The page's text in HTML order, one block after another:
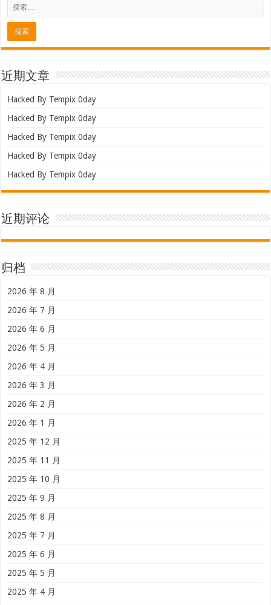
近期文章
Hacked By Tempix 0day
Hacked By Tempix 0day
Hacked By Tempix 0day
Hacked By Tempix 0day
Hacked By Tempix 0day
近期评论
归档
2026 年 8 月
2026 年 7 月
2026 年 6 月
2026 年 5 月
2026 年 4 月
2026 年 3 月
2026 年 2 月
2026 年 1 月
2025 年 12 月
2025 年 11 月
2025 年 10 月
2025 年 9 月
2025 年 8 月
2025 年 7 月
2025 年 6 月
2025 年 5 月
2025 年 4 月